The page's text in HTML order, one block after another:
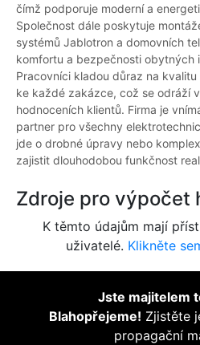
čímž podporuje moderní a
Společnost dále poskytuje
systémů Jablotron a domovních
komfortu a bezpečnosti obytných
Pracovníci kladou důraz na
ke každé zakázce, což se odráží
hodnoceních klientů. Firma je
partner pro všechny
jde o drobné úpravy nebo
zajistit dlouhodobou funkčnost
Zdroje pro výpočet
K těmto údajům mají
uživatelé. Klikněte
Jste majitelem
Blahopřejeme! Zjistěte
propagační